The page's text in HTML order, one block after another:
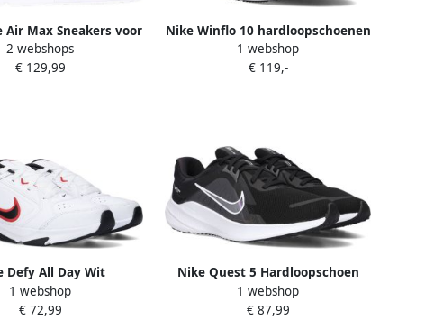
Air Max Sneakers voor
White Heren
2 webshops
€ 129,99
Nike Winflo 10 hardloopschoenen
voor heren (straat) Zwart
1 webshop
€ 119,-
Defy All Day Wit
Heren
1 webshop
€ 72,99
Nike Quest 5 Hardloopschoen
voor (straat) Black Iron Grey Dark
Smoke Grey White- Black Iron
1 webshop
€ 87,99